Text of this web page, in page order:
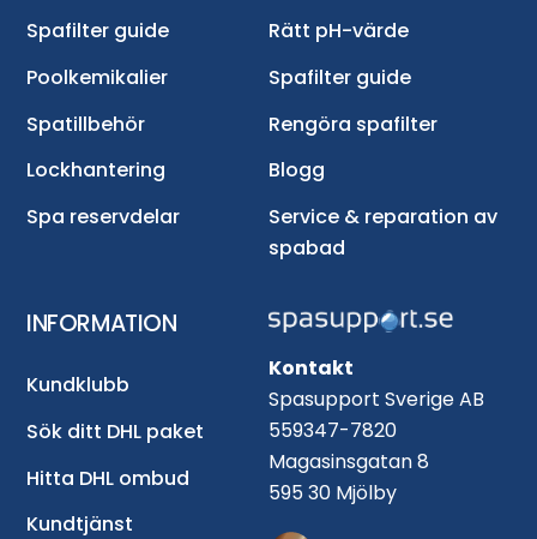
Spafilter guide
Poolkemikalier
Spatillbehör
Lockhantering
Spa reservdelar
Rätt pH-värde
Spafilter guide
Rengöra spafilter
Blogg
Service & reparation av
spabad
INFORMATION
Kundklubb
Sök ditt DHL paket
Hitta DHL ombud
Kundtjänst
Kontakt
Spasupport Sverige AB
559347-7820
Magasinsgatan 8
595 30 Mjölby